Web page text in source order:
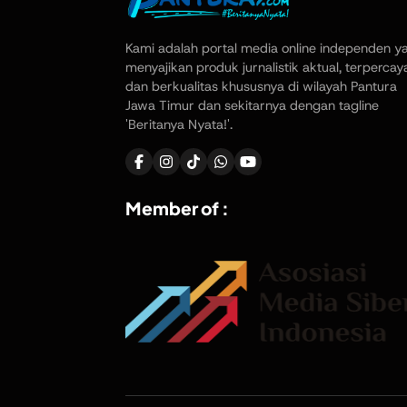
Kami adalah portal media online independen
menyajikan produk jurnalistik aktual,
dan berkualitas khususnya di wilayah Pantura
Jawa Timur dan sekitarnya dengan tagline
'Beritanya Nyata!'.
Member of :